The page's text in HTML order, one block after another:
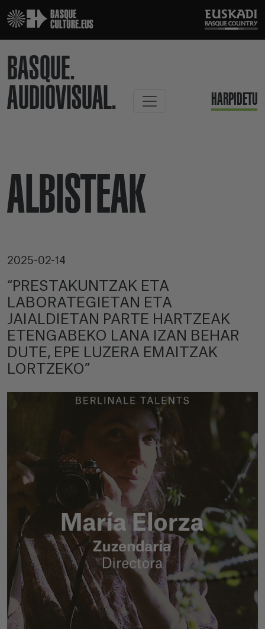
BASQUE.
AUDIOVISUAL.
HARPIDETU
ALBISTEAK
2025-02-14
“PRESTAKUNTZAK ETA
LABORATEGIETAN ETA
JAIALDIETAN PARTE HARTZEAK
ETENGABEKO LANA IZAN BEHAR
DUTE, EPE LUZERA EMAITZAK
LORTZEKO”